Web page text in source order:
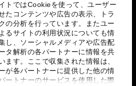
トではCookieを使って、ユーザー
たコンテンツや広告の表示、トラ
の分析を行っています。またユー
るサイトの利用状況についても情
し、ソーシャルメディアや広告配
タ解析の各パートナーに情報を共
ます。ここで収集された情報は、
が各パートナーに提供した他の情
ートナーのサービスを使用した際